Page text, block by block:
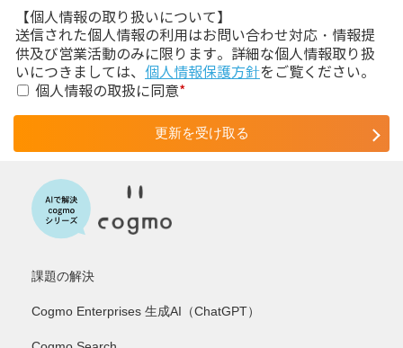
【個人情報の取り扱いについて】
送信された個人情報の利用はお問い合わせ対応・情報提
供及び営業活動のみに限ります。詳細な個人情報取り扱
いにつきましては、 個人情報保護方針をご覧ください。
個人情報の取扱に同意*
課題の解決
Cogmo Enterprises 生成AI（ChatGPT）